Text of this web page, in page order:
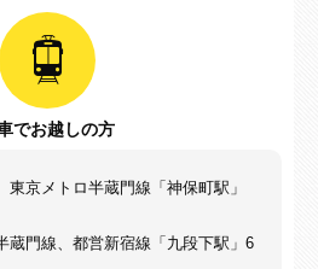
でお越しの方
東京メトロ半蔵門線「神保町駅」
蔵門線、都営新宿線「九段下駅」6